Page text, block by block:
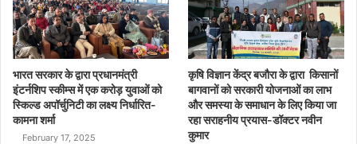
भारत सरकार के द्वारा प्रधानमंत्री
इंटर्नशिप स्कीम्स में एक करोड़ युवाओं को
स्किल्ड अपॉर्चुनिटी का लक्ष्य निर्धारित-
कामना शर्मा
February 17, 2025
कृषि विज्ञान केंद्र बजौरा के द्वारा किसानों
बागवानों को सरकारी योजनाओं का लाभ
और समस्या के समाधान के लिए किया जा
रहा सराहनीय प्रयास-डॉक्टर नवीन
कुमार